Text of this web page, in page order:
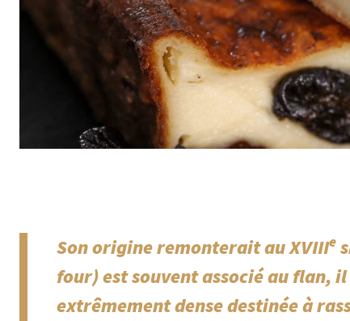
Son origine remonterait au XVIIIe
four) est souvent associé au flan,
extrêmement dense destinée à